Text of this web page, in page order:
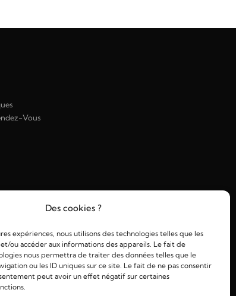
Des cookies ?
expériences, nous utilisons des technologies telles que les
ou accéder aux informations des appareils. Le fait de
nous permettra de traiter des données telles que le
ou les ID uniques sur ce site. Le fait de ne pas consentir
peut avoir un effet négatif sur certaines
Vous